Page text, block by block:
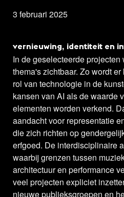
3 februari 2025
vernieuwing, identiteit en
In de geselecteerde
thema's zichtbaar. Zo wordt
rol van technologie in de
kansen van AI als de waarde
elementen worden verkend.
aandacht voor representatie
die zich richten op
erfgoed. De interdisciplinaire
waarbij grenzen tussen
architectuur en performance
veel projecten expliciet
nieuwe publieksgroepen en